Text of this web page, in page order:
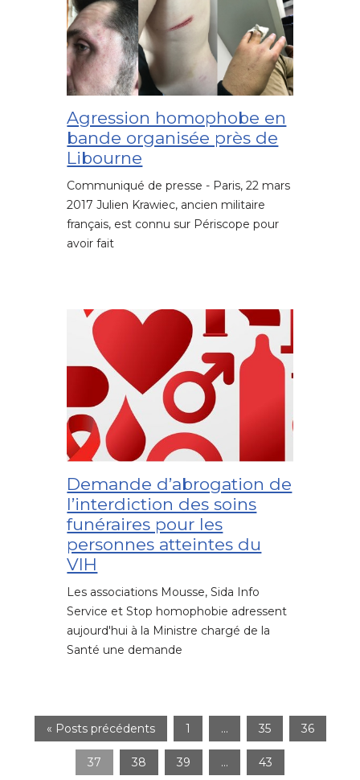
Agression homophobe en
bande organisée près de
Libourne
Communiqué de presse - Paris, 22 mars
2017 Julien Krawiec, ancien militaire
français, est connu sur Périscope pour
avoir fait
Demande d’abrogation de
l’interdiction des soins
funéraires pour les
personnes atteintes du
VIH
Les associations Mousse, Sida Info
Service et Stop homophobie adressent
aujourd'hui à la Ministre chargé de la
Santé une demande
« Posts précédents 1 … 35 36
37 38 39 … 43